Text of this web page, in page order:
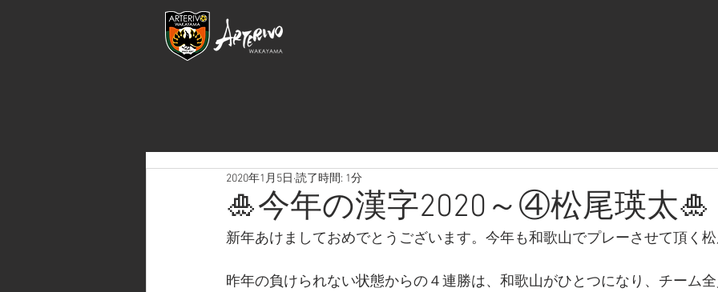
🎍今年の漢字2020～④松尾瑛太🎍
2020年1月5日 読了時間: 1分
新年あけましておめでとうございます。今年も和歌山でプレーさせて頂く
昨年の負けられない状態からの４連勝は、和歌山がひとつになり、チーム